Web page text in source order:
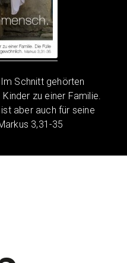
Schnitt gehörten
zu einer Familie.
aber auch für seine
3,31-35